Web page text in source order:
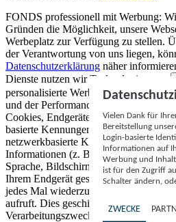
FONDS professionell mit Werbung:
Gründen die Möglichkeit, unsere
Werbeplatz zur Verfügung zu stellen.
der Verantwortung von uns liegen,
Datenschutzerklärung näher
Dienste nutzen wir Technologien von
personalisierte Werbung und Inhalte,
und der Performance von Inhalten
Cookies, Endgeräte- oder ähnliche
basierte Kennungen, zufällig
netzwerkbasierte Kennungen) können
Informationen (z. B. Browsertyp und
Sprache, Bildschirmgröße,
Ihrem Endgerät gespeichert oder von
jedes Mal wiederzuerkennen, wenn es
aufruft. Dies geschieht für einen oder
Verarbeitungszwecke.
Vielen Dank für
Bereitstellung
Login-basierte
Informationen auf
Werbung und
ist für den Zugriff
Schalter ändern,
ZWECKE